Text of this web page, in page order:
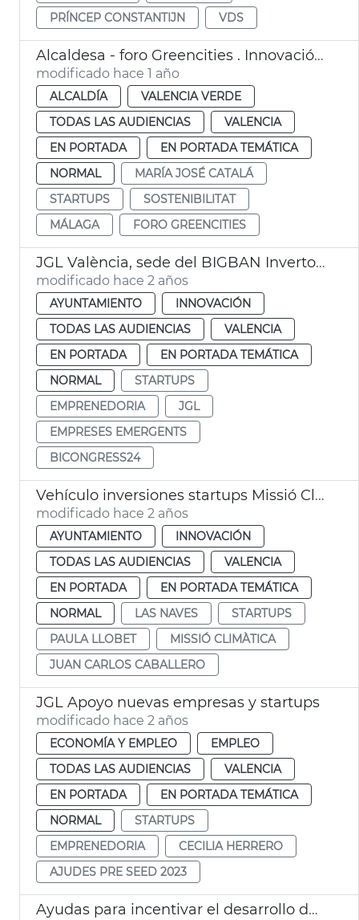
PRÍNCEP CONSTANTIJN
VDS
Alcaldesa - foro Greencities . Innovación y startups
modificado hace 1 año
ALCALDÍA
VALENCIA VERDE
TODAS LAS AUDIENCIAS
VALENCIA
EN PORTADA
EN PORTADA TEMÁTICA
NORMAL
MARÍA JOSÉ CATALÁ
STARTUPS
SOSTENIBILITAT
MÁLAGA
FORO GREENCITIES
JGL València, sede del BIGBAN Invertors Congress
modificado hace 2 años
AYUNTAMIENTO
INNOVACIÓN
TODAS LAS AUDIENCIAS
VALENCIA
EN PORTADA
EN PORTADA TEMÁTICA
NORMAL
STARTUPS
EMPRENEDORIA
JGL
EMPRESES EMERGENTS
BICONGRESS24
Vehículo inversiones startups Missió Climàtica
modificado hace 2 años
AYUNTAMIENTO
INNOVACIÓN
TODAS LAS AUDIENCIAS
VALENCIA
EN PORTADA
EN PORTADA TEMÁTICA
NORMAL
LAS NAVES
STARTUPS
PAULA LLOBET
MISSIÓ CLIMÀTICA
JUAN CARLOS CABALLERO
JGL Apoyo nuevas empresas y startups
modificado hace 2 años
ECONOMÍA Y EMPLEO
EMPLEO
TODAS LAS AUDIENCIAS
VALENCIA
EN PORTADA
EN PORTADA TEMÁTICA
NORMAL
STARTUPS
EMPRENEDORIA
CECILIA HERRERO
AJUDES PRE SEED 2023
Ayudas para incentivar el desarrollo de startups Pre-Seed